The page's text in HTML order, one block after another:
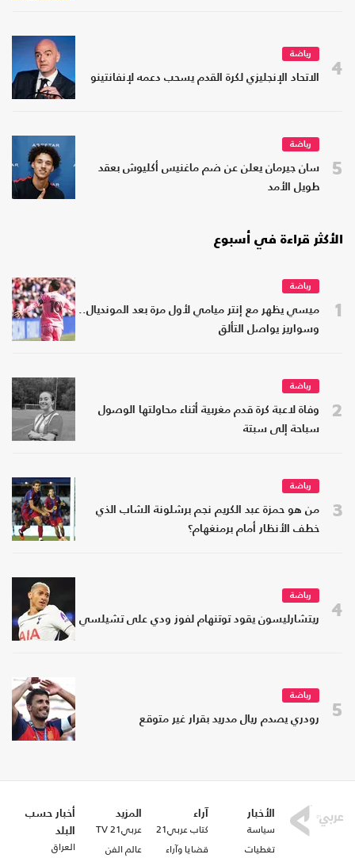
4
رياضة
الاتحاد الإنجليزي لكرة القدم يسحب دعمه لإنفانتينو
5
رياضة
سان جيرمان يعلن عن ضم ماغنيس أكليوش بعقد
طويل الأمد
الأكثر قراءة في أسبوع
1
رياضة
ميسي يظهر مع إنتر ميامي لأول مرة بعد المونديال..
وسواريز يواصل التألق
2
رياضة
وفاة لاعبة كرة قدم مغربية أثناء محاولتها الوصول
سباحة إلى سبتة
3
رياضة
من هو حمزة عبد الكريم نجم برشلونة الشاب الذي
خطف الأنظار أمام برمنغهام؟
4
رياضة
ريتشارليسون يقود توتنهام لفوز ودي على تشيلسي
5
رياضة
رودري يصدم ريال مدريد بقرار غير متوقع
الأخبار
سياسة
تغطيات
آراء
كتاب عربي21
قضايا وآراء
المزيد
عربي21 TV
عالم الفن
أخبار حسب
البلد
العراق